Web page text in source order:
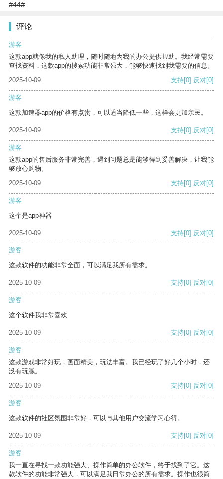
#44#
评论
游客
这款app就像我的私人助理，随时随地为我的办公提供帮助。我经常需要
查找资料，这款app的搜索功能非常强大，能够快速找到我需要的信息。
2025-10-09
支持[0] 反对[0]
游客
这款加速器app的价格有点贵，可以适当降低一些，这样会更加亲民。
2025-10-09 支持[0] 反对[0]
游客
这款app的售后服务非常完善，遇到问题总是能够得到妥善解决，让我能
够放心购物。
2025-10-09
支持[0] 反对[0]
游客
这个是app神器
2025-10-09 支持[0] 反对[0]
游客
这款软件的功能非常全面，可以满足我所有需求。
2025-10-09 支持[0] 反对[0]
游客
这个软件我非常喜欢
2025-10-09 支持[0] 反对[0]
游客
这款游戏非常好玩，画面精美，玩法丰富。我已经玩了好几个小时，还
没有玩腻。
2025-10-09
支持[0] 反对[0]
游客
这款软件的社区氛围非常好，可以与其他用户交流学习心得。
2025-10-09 支持[0] 反对[0]
游客
我一直在寻找一款功能强大、操作简单的办公软件，终于找到了它。这
款软件的功能非常强大，可以满足我日常办公的所有需求。操作也很简